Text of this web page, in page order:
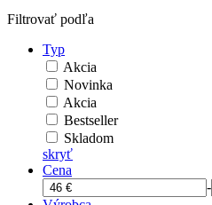
Filtrovať podľa
Typ
Akcia
Novinka
Akcia
Bestseller
Skladom
skryť
Cena
-